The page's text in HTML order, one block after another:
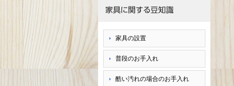
家具の設置
普段のお手入れ
酷い汚れの場合のお手入れ